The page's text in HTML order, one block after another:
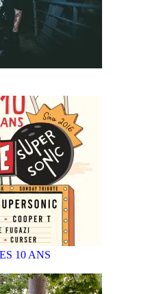
10 ANS